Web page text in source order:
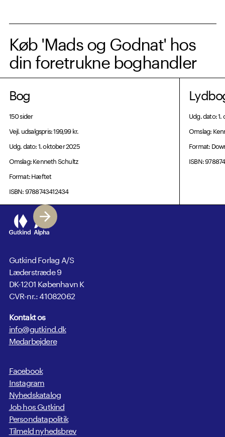
Køb 'Mads og Godnat' hos
din foretrukne boghandler
Bog
150 sider
Vejl. udsalgspris: 199,99 kr.
Udg. dato: 1. oktober 2025
Omslag: Kenneth Schultz
Format: Hæftet
ISBN: 9788743412434
Udg. dato:
Omslag:
Format:
ISBN:
Gutkind Forlag A/S
Læderstræde 9
DK-1201 København K
CVR-nr.: 41082062
Kontakt os
info@gutkind.dk
Medarbejdere
Facebook
Instagram
Nyhedskatalog
Job hos Gutkind
Persondatapolitik
Tilmeld nyhedsbrev